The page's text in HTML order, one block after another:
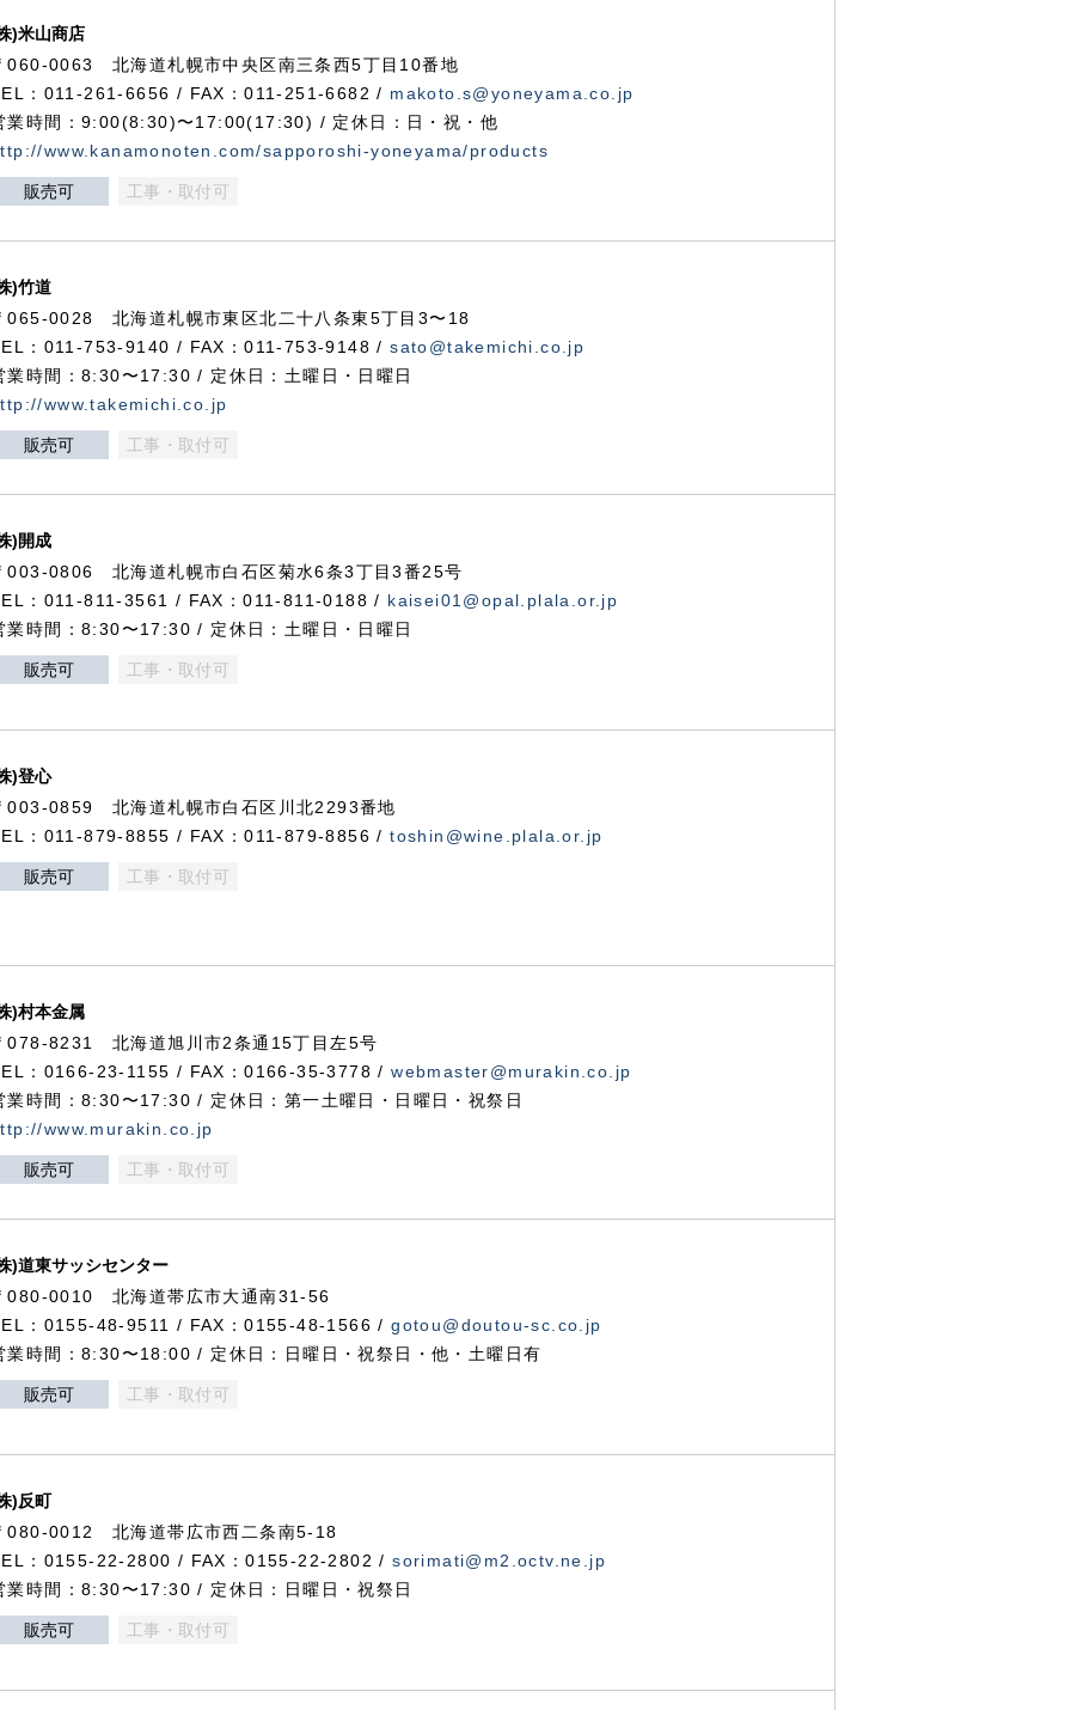
)米山商店
060-0063 北海道札幌市中央区南三条西5丁目10番地
：011-261-6656 / FAX：011-251-6682 / makoto.s@yoneyama.co.jp
業時間：9:00(8:30)〜17:00(17:30) / 定休日：日・祝・他
www.kanamonoten.com/sapporoshi-yoneyama/products
販売可 工事・取付可
)竹道
065-0028 北海道札幌市東区北二十八条東5丁目3〜18
：011-753-9140 / FAX：011-753-9148 /sato@takemichi.co.jp
業時間：8:30〜17:30 / 定休日：土曜日・日曜日
www.takemichi.co.jp
販売可 工事・取付可
)開成
003-0806 北海道札幌市白石区菊水6条3丁目3番25号
：011-811-3561 / FAX：011-811-0188 / kaisei01@opal.plala.or.jp
業時間：8:30〜17:30 / 定休日：土曜日・日曜日
販売可 工事・取付可
)登心
003-0859 北海道札幌市白石区川北2293番地
：011-879-8855 / FAX：011-879-8856 /toshin@wine.plala.or.jp
販売可 工事・取付可
)村本金属
078-8231 北海道旭川市2条通15丁目左5号
：0166-23-1155 / FAX：0166-35-3778 /webmaster@murakin.co.jp
業時間：8:30〜17:30 / 定休日：第一土曜日・日曜日・祝祭日
www.murakin.co.jp
販売可 工事・取付可
)道東サッシセンター
080-0010 北海道帯広市大通南31-56
：0155-48-9511 / FAX：0155-48-1566 /gotou@doutou-sc.co.jp
業時間：8:30〜18:00 / 定休日：日曜日・祝祭日・他・土曜日有
販売可 工事・取付可
)反町
080-0012 北海道帯広市西二条南5-18
：0155-22-2800 / FAX：0155-22-2802 /sorimati@m2.octv.ne.jp
業時間：8:30〜17:30 / 定休日：日曜日・祝祭日
販売可 工事・取付可